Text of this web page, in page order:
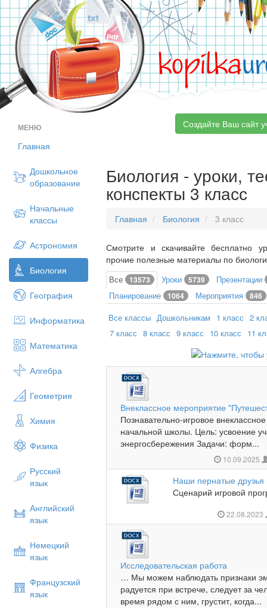
kopilka
МЕНЮ
Главная
Дошкольное
образование
Начальные
классы
Астрономия
Биология
География
Информатика
Математика
Алгебра
Геометрия
Химия
Физика
Русский
язык
Английский
язык
Немецкий
язык
Французский
язык
Создайте Ваш сайт
Биология - уроки,
конспекты 3 класс
Главная Биология 3 класс
Смотрите и скачивайте бесплатно
прочие полезные материалы по
Все 13573 Уроки 5739
Презентации
Планирование 1064 Мероприятия 846
Все классы Дошкольникам 1 класс 2
7 класс 8 класс 9 класс 10 класс 11
Внеклассное мероприятие
Познавательно-игровое
начальной школы. Цель: усвоение
энергосбережения Задачи: форм...
10.09.2025
Наши пернатые друзья
Сценарий игровой
22.08.2023
Исследовательская работа
… Мы можем наблюдать признаки
радуется при встрече, следует за
время рядом с ним, грустит, когда...